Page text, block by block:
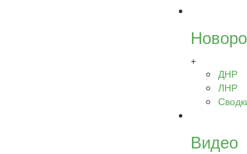
+
ДНР
ЛНР
Видео